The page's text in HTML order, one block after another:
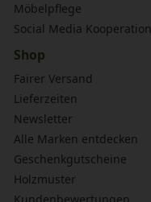
Möbelpflege
Social Media Kooperation
Shop
Fairer Versand
Lieferzeiten
Newsletter
Alle Marken entdecken
Geschenkgutscheine
Holzmuster